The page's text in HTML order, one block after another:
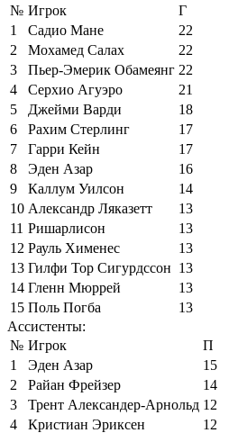
№ Игрок
Г
1
Садио Мане
22
2
Мохамед Салах
22
3
Пьер-Эмерик Обамеянг 22
4
Серхио Агуэро
21
5
Джейми Варди
18
6
Рахим Стерлинг
17
7
Гарри Кейн
17
8
Эден Азар
16
9
Каллум Уилсон
14
10 Александр Ляказетт
13
11 Ришарлисон
13
12 Рауль Хименес
13
13 Гилфи Тор Сигурдссон 13
14 Гленн Мюррей
13
15 Поль Погба
13
Ассистенты:
№ Игрок
П
1
Эден Азар
15
2
Райан Фрейзер
14
3
Трент Александер-Арнольд 12
4
Кристиан Эриксен
12